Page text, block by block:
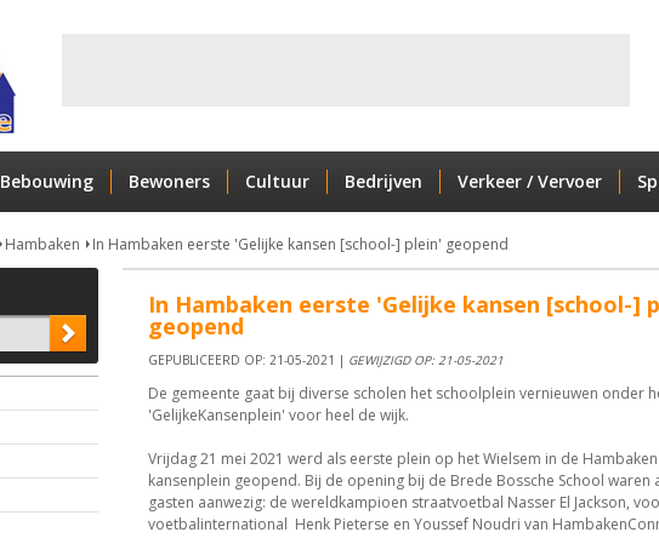
Bebouwing Bewoners Cultuur Bedrijven Verkeer / Vervoer
Hambaken In Hambaken eerste 'Gelijke kansen [school-] plein' geopend
In Hambaken eerste 'Gelijke kansen [school-]
geopend
GEPUBLICEERD OP: 21-05-2021 | GEWIJZIGD OP: 21-05-2021
De gemeente gaat bij diverse scholen het schoolplein vernieuwen onder
'GelijkeKansenplein' voor heel de wijk.
Vrijdag 21 mei 2021 werd als eerste plein op het Wielsem in de
kansenplein geopend. Bij de opening bij de Brede Bossche School waren
gasten aanwezig: de wereldkampioen straatvoetbal Nasser El Jackson,
voetbalinternational Henk Pieterse en Youssef Noudri van